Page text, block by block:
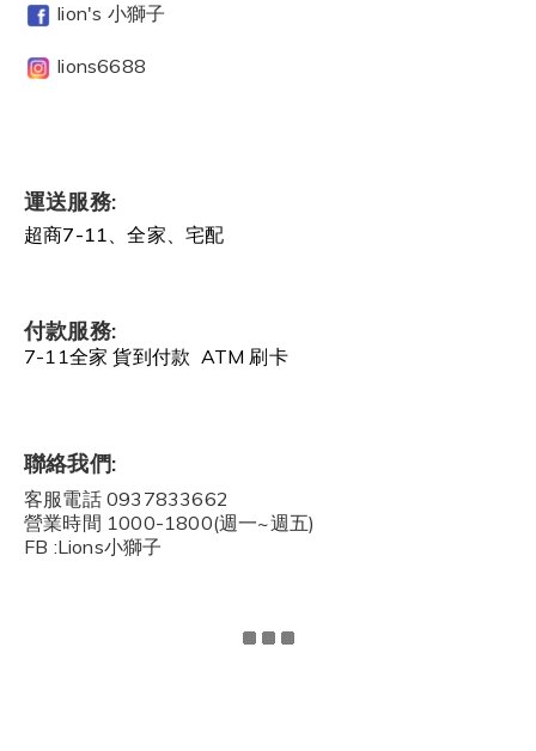
lion's 小獅子
lions6688
運送服務:
超商7-11、全家、宅配
付款服務:
7-11全家 貨到付款 ATM 刷卡
聯絡我們:
客服電話 0937833662
營業時間 1000-1800(週一~週五)
FB :Lions小獅子